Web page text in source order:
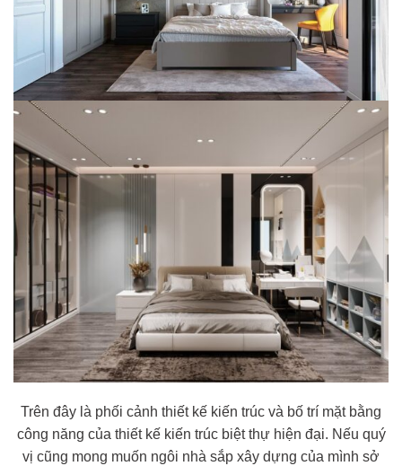
Trên đây là phối cảnh thiết kế kiến trúc và bố trí mặt bằng
công năng của thiết kế kiến trúc biệt thự hiện đại. Nếu quý
vị cũng mong muốn ngôi nhà sắp xây dựng của mình sở